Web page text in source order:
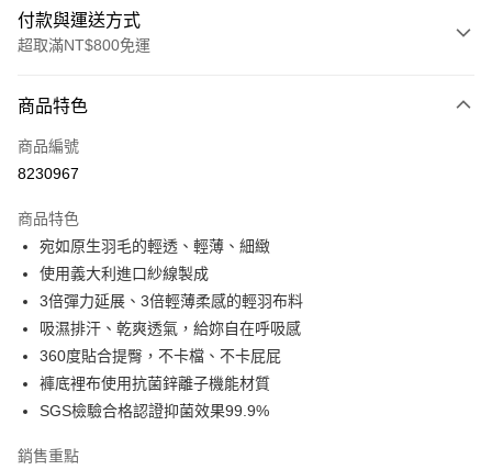
付款與運送方式
超取滿NT$800免運
信用卡一次付款
信用卡分期付款
合作金庫商業銀行
華南商業銀行
彰化商業銀行
上海商業儲蓄銀行
國泰世華商業銀行
兆豐國際商業銀行
臺灣中小企業銀行
台中商業銀行
匯豐（台灣）商業銀行
聯邦商業銀行
遠東國際商業銀行
元大商業銀行
永豐商業銀行
玉山商業銀行
星展（台灣）商業銀行
台灣樂天信用卡公司
6 期 0 利率 每期
華南商業銀行
上海商業儲蓄銀行
台北富邦商業銀行
國泰世華商業銀行
兆豐國際商業銀行
臺灣中小企業銀行
台中商業銀行
匯豐（台灣）商業銀行
華泰商業銀行
聯邦商業銀行
元大商業銀行
玉山商業銀行
超商取貨付款
LINE Pay
Apple Pay
街口支付
商品特色
商品編號
8230967
商品特色
宛如原生羽毛的輕透、輕薄、細緻
使用義大利進口紗線製成
3倍彈力延展、3倍輕薄柔感的輕羽布料
吸濕排汗、乾爽透氣，給妳自在呼吸感
360度貼合提臀，不卡檔、不卡屁屁
褲底裡布使用抗菌鋅離子機能材質
SGS檢驗合格認證抑菌效果99.9%
銷售重點